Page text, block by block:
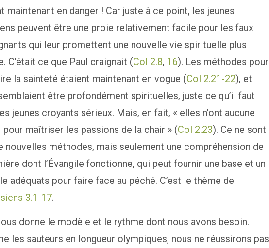
maintenant en danger ! Car juste à ce point, les jeunes
peuvent être une proie relativement facile pour les faux
qui leur promettent une nouvelle vie spirituelle plus
C’était ce que Paul craignait (Col 2.8, 16). Les méthodes pour
la sainteté étaient maintenant en vogue (Col 2.21-22), et
être profondément spirituelles, juste ce qu’il faut
jeunes croyants sérieux. Mais, en fait, « elles n’ont aucune
pour maîtriser les passions de la chair » (Col 2.23). Ce ne sont
nouvelles méthodes, mais seulement une compréhension de
dont l’Évangile fonctionne, qui peut fournir une base et un
adéquats pour faire face au péché. C’est le thème de
3.1-17.
donne le modèle et le rythme dont nous avons besoin.
les sauteurs en longueur olympiques, nous ne réussirons pas